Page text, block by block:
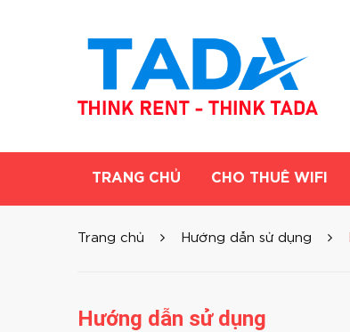
TRANG CHỦ CHO THUÊ WIFI
Trang chủ Hướng dẫn sử dụng
Hướng dẫn sử dụng